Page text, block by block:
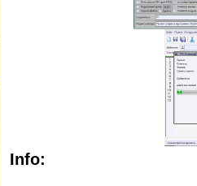
Info: